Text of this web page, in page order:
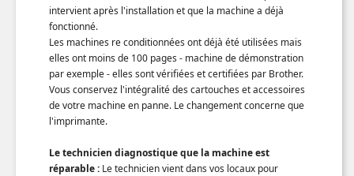
intervient après l'installation et que la machine a déjà
fonctionné.
Les machines re conditionnées ont déjà été utilisées mais
elles ont moins de 100 pages - machine de démonstration
par exemple - elles sont vérifiées et certifiées par Brother.
Vous conservez l'intégralité des cartouches et accessoires
de votre machine en panne. Le changement concerne que
l'imprimante.
Le technicien diagnostique que la machine est
réparable : Le technicien vient dans vos locaux pour